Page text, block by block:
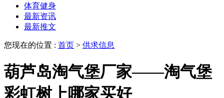
体育健身
最新资讯
最新推文
您现在的位置 : 首页 > 供求信息
葫芦岛淘气堡厂家——淘气堡
彩虹树上哪家买好